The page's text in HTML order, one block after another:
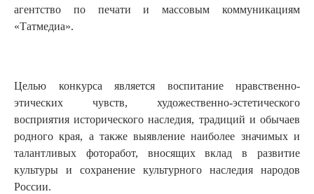
агентство по печати и массовым коммуникациям
«Татмедиа».
Целью конкурса является воспитание нравственно-
этических чувств, художественно-эстетического
восприятия исторического наследия, традиций и обычаев
родного края, а также выявление наиболее значимых и
талантливых фоторабот, вносящих вклад в развитие
культуры и сохранение культурного наследия народов
России.